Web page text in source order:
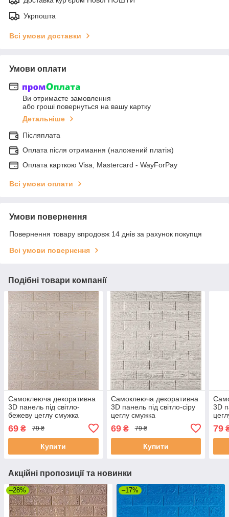
Укрпошта
Всі умови доставки
Умови оплати
Ви отримаєте замовлення
або гроші повернуться на вашу картку
Детальніше
Післяплата
Оплата після отримання (наложений платіж)
Оплата карткою Visa, Mastercard - WayForPay
Всі умови оплати
Умови повернення
Повернення товару впродовж 14 днів за рахунок покупця
Всі умови повернення
Подібні товари компанії
Самоклеюча декоративна
3D панель під світло-
бежеву цеглу смужка
69 ₴ 79 ₴
Купити
Самоклеюча декоративна
3D панель під світло-сіру
цеглу смужка
69₴ 79 ₴
Купити
3D
79
Акційні пропозиції та новинки
–28% –17%